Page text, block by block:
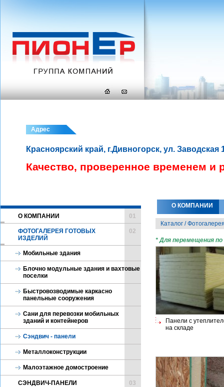
Адрес
Красноярский край, г.Дивногорск, ул. Заводская
Качество, проверенное временем и
О КОМПАНИИ
Каталог /
* Для перемещения
Панели с
на складе
01
О КОМПАНИИ
02
ФОТОГАЛЕРЕЯ ГОТОВЫХ
ИЗДЕЛИЙ
Мобильные здания
Блочно модульные здания и вахтовые
поселки
Быстровозводимые каркасно
панельные сооружения
Сани для перевозки мобильных
зданий и контейнеров
Сэндвич - панели
Металлоконструкции
Малоэтажное домостроение
03
CЭНДВИЧ-ПАНЕЛИ